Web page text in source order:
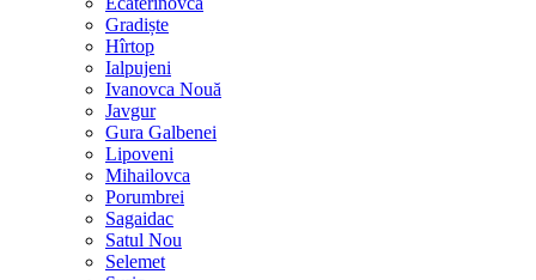
Gradiște
Hîrtop
Ialpujeni
Ivanovca Nouă
Javgur
Gura Galbenei
Lipoveni
Mihailovca
Porumbrei
Sagaidac
Satul Nou
Selemet